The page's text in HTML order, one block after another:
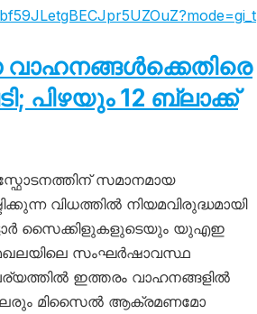
വാഹനങ്ങൾക്കെതിരെ
12 ബ്ലാക്ക്
സമാനമായ
വിധത്തിൽ നിയമവിരുദ്ധമായി
സൈക്കിളുകളുടെയും യുഎഇ
സംഘർഷാവസ്ഥ
ഇത്തരം വാഹനങ്ങളിൽ
പലരും മിസൈൽ ആക്രമണമോ